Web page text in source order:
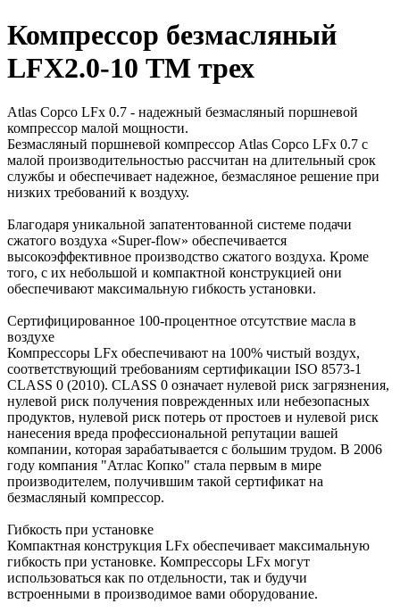
Компрессор безмасляный
LFX2.0-10 ТМ трех
Atlas Copco LFx 0.7 - надежный безмасляный поршневой
компрессор малой мощности.
Безмасляный поршневой компрессор Atlas Copco LFx 0.7 с
малой производительностью рассчитан на длительный срок
службы и обеспечивает надежное, безмасляное решение при
низких требований к воздуху.
Благодаря уникальной запатентованной системе подачи
сжатого воздуха «Super-flow» обеспечивается
высокоэффективное производство сжатого воздуха. Кроме
того, с их небольшой и компактной конструкцией они
обеспечивают максимальную гибкость установки.
Сертифицированное 100-процентное отсутствие масла в
воздухе
Компрессоры LFx обеспечивают на 100% чистый воздух,
соответствующий требованиям сертификации ISO 8573-1
CLASS 0 (2010). CLASS 0 означает нулевой риск загрязнения,
нулевой риск получения поврежденных или небезопасных
продуктов, нулевой риск потерь от простоев и нулевой риск
нанесения вреда профессиональной репутации вашей
компании, которая зарабатывается с большим трудом. В 2006
году компания "Атлас Копко" стала первым в мире
производителем, получившим такой сертификат на
безмасляный компрессор.
Гибкость при установке
Компактная конструкция LFx обеспечивает максимальную
гибкость при установке. Компрессоры LFx могут
использоваться как по отдельности, так и будучи
встроенными в производимое вами оборудование.